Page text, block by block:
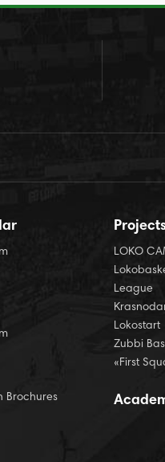
Brochures
LOKO
League
Lokostart
Zubbi
«First